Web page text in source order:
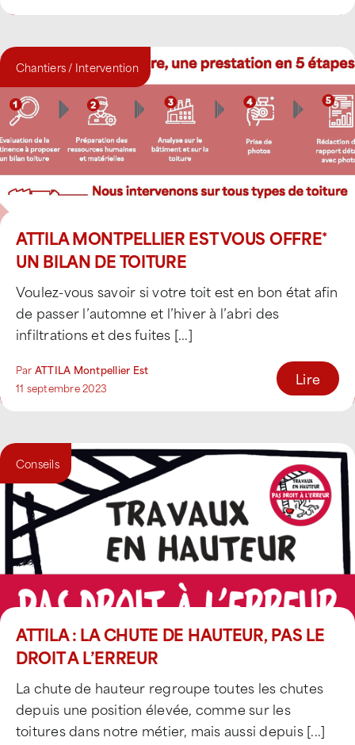
Chantiers / Intervention
ATTILA MONTPELLIER EST VOUS OFFRE*
UN BILAN DE TOITURE
Voulez-vous savoir si votre toit est en bon état afin
de passer l’automne et l’hiver à l’abri des
infiltrations et des fuites [...]
Par ATTILA Montpellier Est
11 septembre 2023
Lire
Conseils
ATTILA : LA CHUTE DE HAUTEUR, PAS LE
DROIT A L’ERREUR
La chute de hauteur regroupe toutes les chutes
depuis une position élevée, comme sur les
toitures dans notre métier, mais aussi depuis [...]